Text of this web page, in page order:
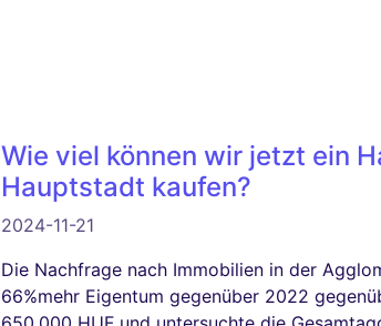
Wie viel können wir jetzt ein
Hauptstadt kaufen?
2024-11-21
Die Nachfrage nach Immobilien in der
66%mehr Eigentum gegenüber 2022